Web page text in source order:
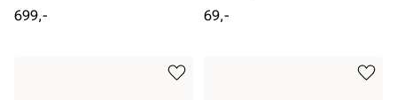
Pris
699,- Pris
69,-